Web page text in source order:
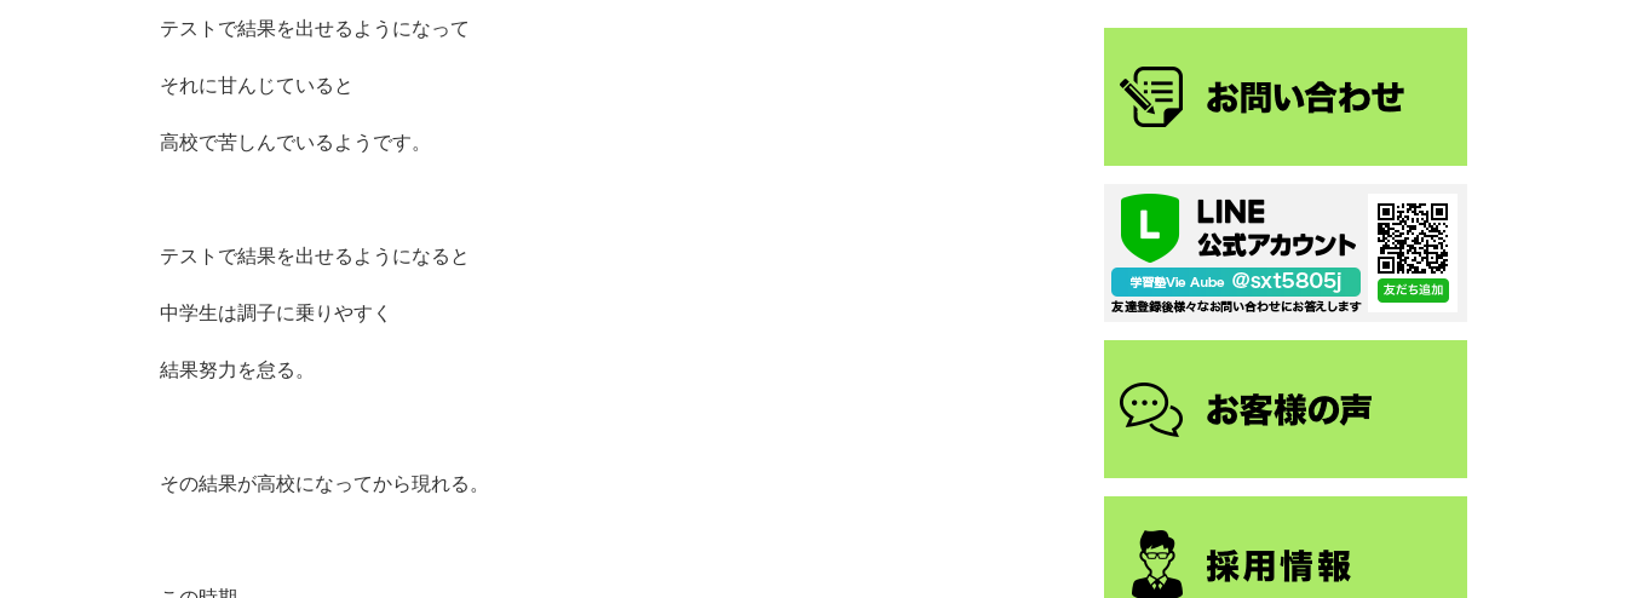
テストで結果を出せるようになって
それに甘んじていると
高校で苦しんでいるようです。
テストで結果を出せるようになると
中学生は調子に乗りやすく
結果努力を怠る。
その結果が高校になってから現れる。